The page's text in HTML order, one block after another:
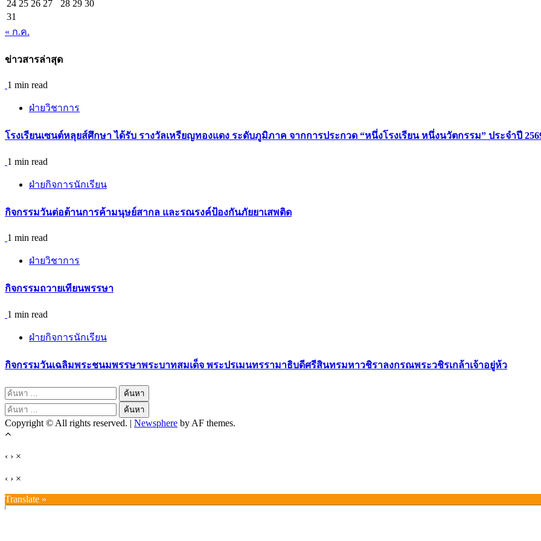
24 25 26 27 28 29 30
31
« ก.ค.
ข่าวสารล่าสุด
1 min read
ฝ่ายวิชาการ
โรงเรียนเซนต์หลุยส์ศึกษา ได้รับ รางวัลเหรียญทองแดง ระดับภูมิภาค จากการประกวด “หนึ่งโรงเรียน หนึ่งนวัตกรรม” ประจำปี
1 min read
ฝ่ายกิจการนักเรียน
กิจกรรม​วันต่อต้านการค้ามนุษย์สากล และรณรงค์ป้องกันภัยยาเสพติด
1 min read
ฝ่ายวิชาการ
กิจกรรมถวายเทียนพรรษา
1 min read
ฝ่ายกิจการนักเรียน
กิจกรรมวันเฉลิมพระชนมพรรษาพระบาทสมเด็จ พระปรเมนทรรามาธิบดีศรีสินทรมหาวชิราลงกรณพระวชิรเกล้าเจ้าอยู่ห้ว
ค้นหา
สำหรับ:
ค้นหา
สำหรับ:
Copyright © All rights reserved. | Newsphere by AF themes.
‹ › ×
‹ › ×
Translate »